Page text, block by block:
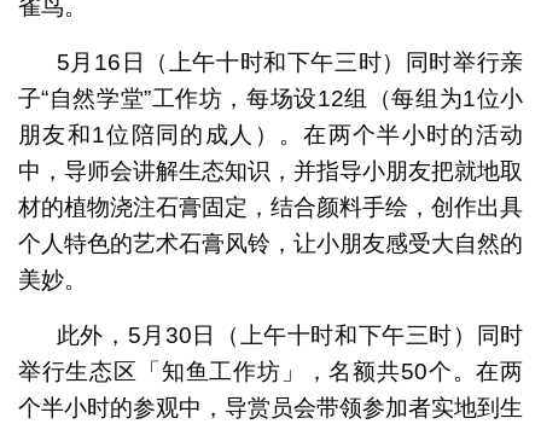
雀鸟。
5月16日（上午十时和下午三时）同时举行亲
子“自然学堂”工作坊，每场设12组（每组为1位小
朋友和1位陪同的成人）。在两个半小时的活动
中，导师会讲解生态知识，并指导小朋友把就地取
材的植物浇注石膏固定，结合颜料手绘，创作出具
个人特色的艺术石膏风铃，让小朋友感受大自然的
美妙。
此外，5月30日（上午十时和下午三时）同时
举行生态区「知鱼工作坊」，名额共50个。在两
个半小时的参观中，导赏员会带领参加者实地到生